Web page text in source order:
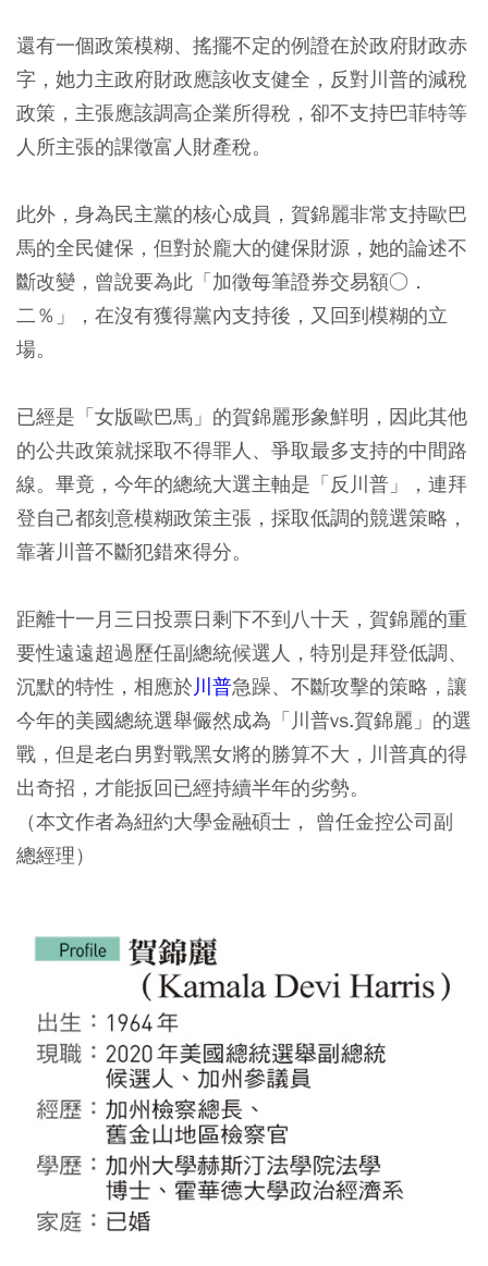
還有一個政策模糊、搖擺不定的例證在於政府財政赤
字，她力主政府財政應該收支健全，反對川普的減稅
政策，主張應該調高企業所得稅，卻不支持巴菲特等
人所主張的課徵富人財產稅。
此外，身為民主黨的核心成員，賀錦麗非常支持歐巴
馬的全民健保，但對於龐大的健保財源，她的論述不
斷改變，曾說要為此「加徵每筆證券交易額○．
二％」，在沒有獲得黨內支持後，又回到模糊的立
場。
已經是「女版歐巴馬」的賀錦麗形象鮮明，因此其他
的公共政策就採取不得罪人、爭取最多支持的中間路
線。畢竟，今年的總統大選主軸是「反川普」，連拜
登自己都刻意模糊政策主張，採取低調的競選策略，
靠著川普不斷犯錯來得分。
距離十一月三日投票日剩下不到八十天，賀錦麗的重
要性遠遠超過歷任副總統候選人，特別是拜登低調、
沉默的特性，相應於川普急躁、不斷攻擊的策略，讓
今年的美國總統選舉儼然成為「川普vs.賀錦麗」的選
戰，但是老白男對戰黑女將的勝算不大，川普真的得
出奇招，才能扳回已經持續半年的劣勢。
（本文作者為紐約大學金融碩士， 曾任金控公司副
總經理）